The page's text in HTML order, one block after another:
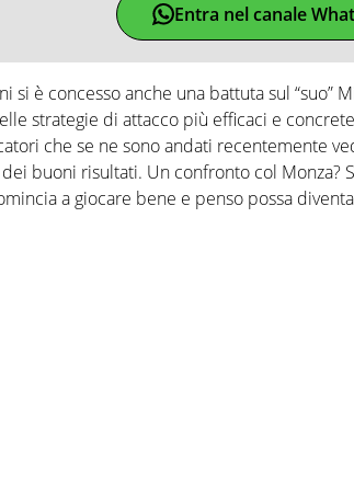
Entra nel canale
si è concesso anche una battuta sul “suo”
strategie di attacco più efficaci e
che se ne sono andati recentemente
buoni risultati. Un confronto col Monza?
a giocare bene e penso possa